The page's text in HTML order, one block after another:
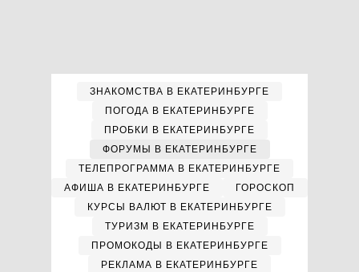
ЗНАКОМСТВА В ЕКАТЕРИНБУРГЕ
ПОГОДА В ЕКАТЕРИНБУРГЕ
ПРОБКИ В ЕКАТЕРИНБУРГЕ
ФОРУМЫ В ЕКАТЕРИНБУРГЕ
ТЕЛЕПРОГРАММА В ЕКАТЕРИНБУРГЕ
АФИША В ЕКАТЕРИНБУРГЕ
ГОРОСКОП
КУРСЫ ВАЛЮТ В ЕКАТЕРИНБУРГЕ
ТУРИЗМ В ЕКАТЕРИНБУРГЕ
ПРОМОКОДЫ В ЕКАТЕРИНБУРГЕ
РЕКЛАМА В ЕКАТЕРИНБУРГЕ